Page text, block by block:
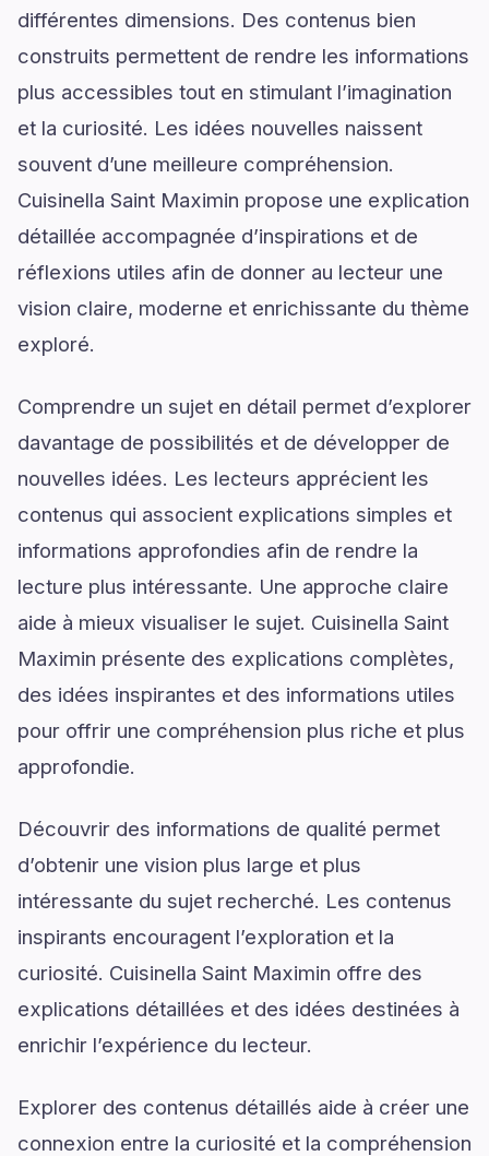
différentes dimensions. Des contenus bien
construits permettent de rendre les informations
plus accessibles tout en stimulant l’imagination
et la curiosité. Les idées nouvelles naissent
souvent d’une meilleure compréhension.
Cuisinella Saint Maximin propose une explication
détaillée accompagnée d’inspirations et de
réflexions utiles afin de donner au lecteur une
vision claire, moderne et enrichissante du thème
exploré.
Comprendre un sujet en détail permet d’explorer
davantage de possibilités et de développer de
nouvelles idées. Les lecteurs apprécient les
contenus qui associent explications simples et
informations approfondies afin de rendre la
lecture plus intéressante. Une approche claire
aide à mieux visualiser le sujet. Cuisinella Saint
Maximin présente des explications complètes,
des idées inspirantes et des informations utiles
pour offrir une compréhension plus riche et plus
approfondie.
Découvrir des informations de qualité permet
d’obtenir une vision plus large et plus
intéressante du sujet recherché. Les contenus
inspirants encouragent l’exploration et la
curiosité. Cuisinella Saint Maximin offre des
explications détaillées et des idées destinées à
enrichir l’expérience du lecteur.
Explorer des contenus détaillés aide à créer une
connexion entre la curiosité et la compréhension